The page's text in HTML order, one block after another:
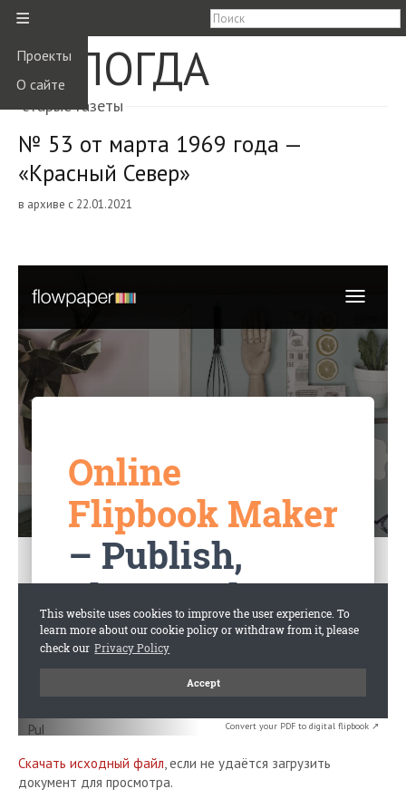
≡
Проекты
О сайте
ВОЛОГДА
старые газеты
№ 53 от марта 1969 года —
«Красный Север»
в архиве с 22.01.2021
Convert your PDF to digital flipbook ↗
Скачать исходный файл, если не удаётся загрузить
документ для просмотра.